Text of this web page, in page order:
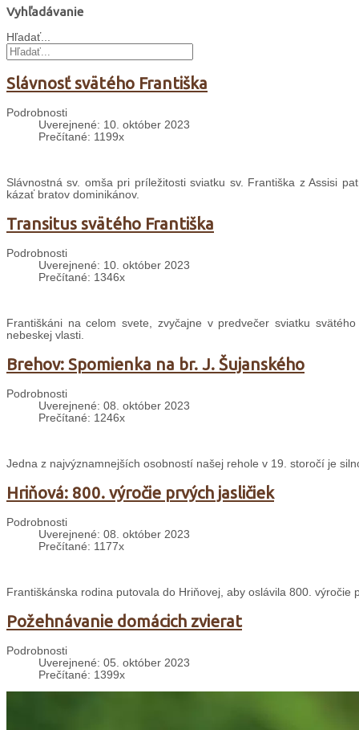
Vyhľadávanie
Hľadať...
Slávnosť svätého Františka
Podrobnosti
Uverejnené: 10. október 2023
Prečítané: 1199x
Slávnostná sv. omša pri príležitosti sviatku sv. Františka z Assisi
kázať bratov dominikánov.
Transitus svätého Františka
Podrobnosti
Uverejnené: 10. október 2023
Prečítané: 1346x
Františkáni na celom svete, zvyčajne v predvečer sviatku
nebeskej vlasti.
Brehov: Spomienka na br. J. Šujanského
Podrobnosti
Uverejnené: 08. október 2023
Prečítané: 1246x
Jedna z najvýznamnejších osobností našej rehole v 19. storočí je
Hriňová: 800. výročie prvých jasličiek
Podrobnosti
Uverejnené: 08. október 2023
Prečítané: 1177x
Františkánska rodina putovala do Hriňovej, aby oslávila 800.
Požehnávanie domácich zvierat
Podrobnosti
Uverejnené: 05. október 2023
Prečítané: 1399x